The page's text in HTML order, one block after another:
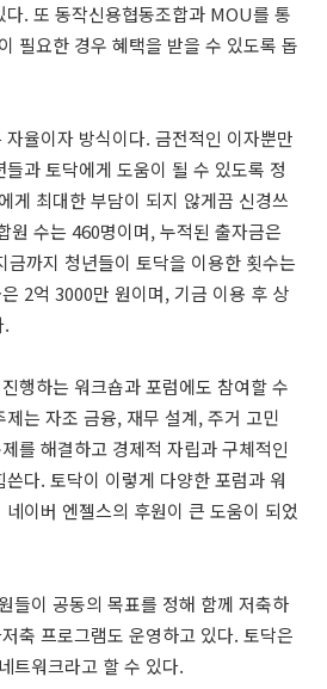
다. 또 동작신용협동조합과 MOU를 통
필요한 경우 혜택을 받을 수 있도록 돕
율이자 방식이다. 금전적인 이자뿐만
과 토닥에게 도움이 될 수 있도록 정
게 최대한 부담이 되지 않게끔 신경쓰
원 수는 460명이며, 누적된 출자금은
금까지 청년들이 토닥을 이용한 횟수는
2억 3000만 원이며, 기금 이용 후 상
.
행하는 워크숍과 포럼에도 참여할 수
는 자조 금융, 재무 설계, 주거 고민
를 해결하고 경제적 자립과 구체적인
다. 토닥이 이렇게 다양한 포럼과 워
이버 엔젤스의 후원이 큰 도움이 되었
들이 공동의 목표를 정해 함께 저축하
축 프로그램도 운영하고 있다. 토닥은
트워크라고 할 수 있다.